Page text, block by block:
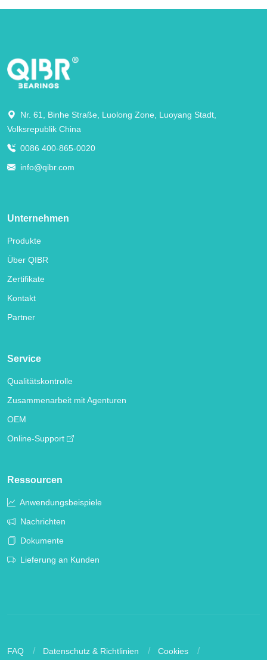
Nr. 61, Binhe Straße, Luolong Zone, Luoyang Stadt,
Volksrepublik China
0086 400-865-0020
info@qibr.com
Unternehmen
Produkte
Über QIBR
Zertifikate
Kontakt
Partner
Service
Qualitätskontrolle
Zusammenarbeit mit Agenturen
OEM
Online-Support
Ressourcen
Anwendungsbeispiele
Nachrichten
Dokumente
Lieferung an Kunden
FAQ Datenschutz & Richtlinien Cookies